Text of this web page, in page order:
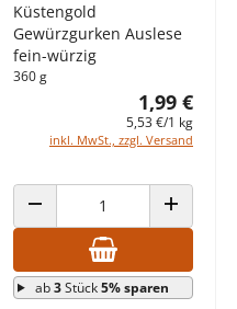
Küstengold
Gewürzgurken Auslese
fein-würzig
360 g
1,99 €
5,53 €/1 kg
inkl. MwSt., zzgl. Versand
ANZAHL VERRINGERN ANZAHL
ab3Stück5% sparen